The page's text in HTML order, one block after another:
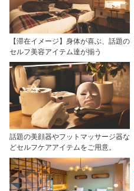
【滞在イメージ】身体が喜ぶ、話題の
セルフ美容アイテム達が揃う
話題の美顔器やフットマッサージ器な
どセルフケアアイテムをご用意。